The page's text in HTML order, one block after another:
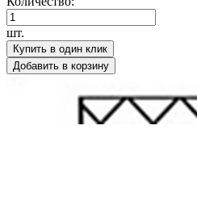
шт.
Купить в один клик
Добавить в корзину